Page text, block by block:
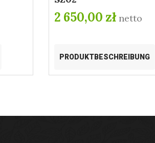
2 650,00 zł netto
PRODUKTBESCHREIBUNG